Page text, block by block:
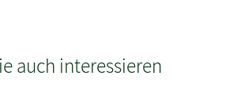
auch interessieren